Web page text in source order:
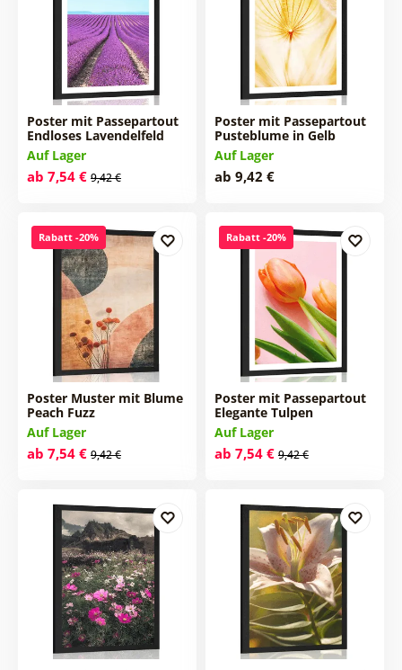
Poster mit Passepartout
Endloses Lavendelfeld
Auf Lager
ab 7,54 € 9,42 €
Poster mit Passepartout
Pusteblume in Gelb
Auf Lager
ab 9,42 €
Rabatt -20%
Poster Muster mit Blume
Peach Fuzz
Auf Lager
ab 7,54 € 9,42 €
Rabatt -20%
Poster mit Passepartout
Elegante Tulpen
Auf Lager
ab 7,54 € 9,42 €